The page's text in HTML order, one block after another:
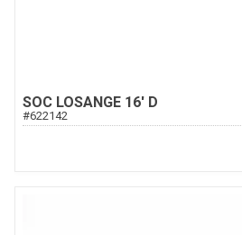
SOC LOSANGE 16' D
#622142